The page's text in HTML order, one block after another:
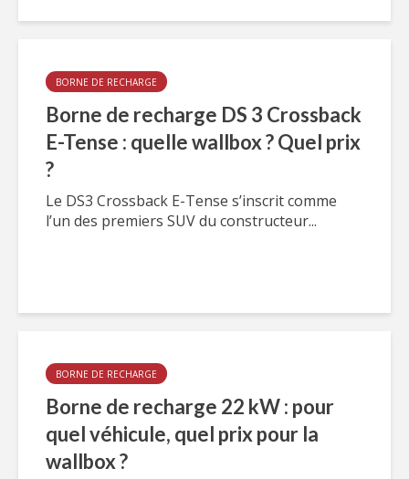
BORNE DE RECHARGE
Borne de recharge DS 3 Crossback
E-Tense : quelle wallbox ? Quel prix
?
Le DS3 Crossback E-Tense s’inscrit comme
l’un des premiers SUV du constructeur...
BORNE DE RECHARGE
Borne de recharge 22 kW : pour
quel véhicule, quel prix pour la
wallbox ?